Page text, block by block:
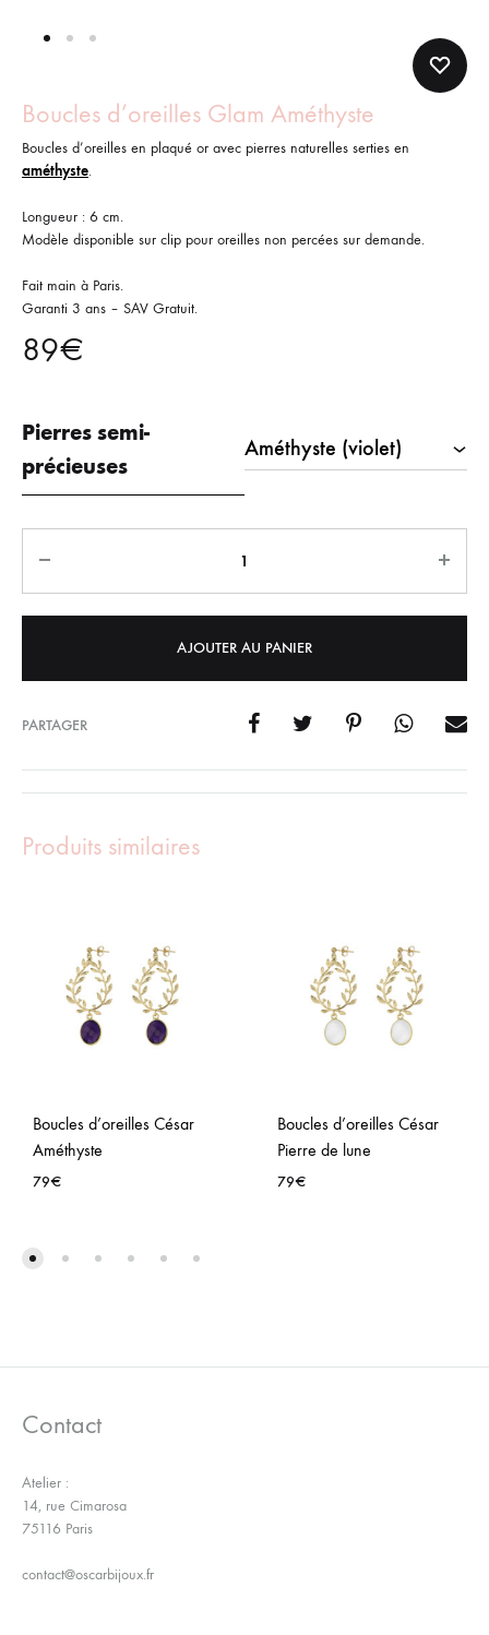
Boucles d’oreilles Glam Améthyste
Boucles d’oreilles en plaqué or avec pierres naturelles serties en
améthyste.
Longueur : 6 cm.
Modèle disponible sur clip pour oreilles non percées sur demande.
Fait main à Paris.
Garanti 3 ans – SAV Gratuit.
89€
Pierres semi-
précieuses
AJOUTER AU PANIER
PARTAGER
Produits similaires
Boucles d’oreilles César
Améthyste
79€
Boucles d’oreilles César
Pierre de lune
79€
Contact
Atelier :
14, rue Cimarosa
75116 Paris
contact@oscarbijoux.fr